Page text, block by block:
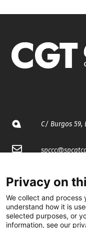
C/ Burgos 59,
spccc@
@CGTCatalunya
cgtcatalunya
Privacy on
We collect and
understand how it is
selected purposes, or
information, see our